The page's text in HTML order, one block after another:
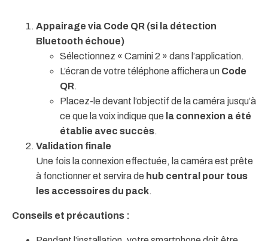
Appairage via Code QR (si la détection
Bluetooth échoue)
Sélectionnez « Camini 2 » dans l’application.
L’écran de votre téléphone affichera un Code
QR.
Placez-le devant l’objectif de la caméra jusqu’à
ce que la voix indique que la connexion a été
établie avec succès.
Validation finale
Une fois la connexion effectuée, la caméra est prête
à fonctionner et servira de hub central pour tous
les accessoires du pack.
Conseils et précautions :